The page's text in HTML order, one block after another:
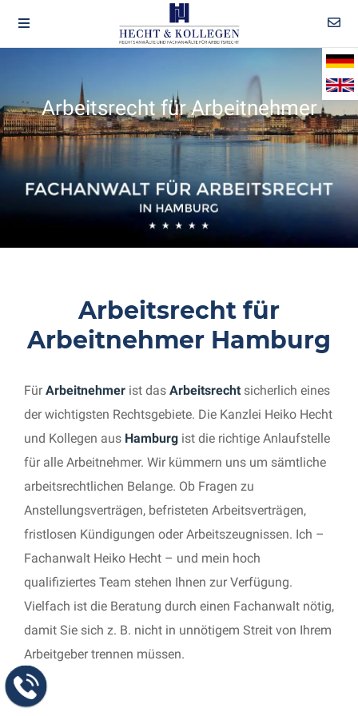
Arbeitsrecht für Arbeitnehmer
Arbeitsrecht für
Arbeitnehmer Hamburg
FürArbeitnehmer ist das Arbeitsrecht sicherlich eines
der wichtigsten Rechtsgebiete. Die Kanzlei Heiko Hecht
und Kollegen aus Hamburg ist die richtige Anlaufstelle
für alle Arbeitnehmer. Wir kümmern uns um sämtliche
arbeitsrechtlichen Belange. Ob Fragen zu
Anstellungsverträgen, befristeten Arbeitsverträgen,
fristlosen Kündigungen oder Arbeitszeugnissen. Ich –
Fachanwalt Heiko Hecht – und mein hoch
qualifiziertes Team stehen Ihnen zur Verfügung.
Vielfach ist die Beratung durch einen Fachanwalt nötig,
damit Sie sich z. B. nicht in unnötigem Streit von Ihrem
Arbeitgeber trennen müssen.